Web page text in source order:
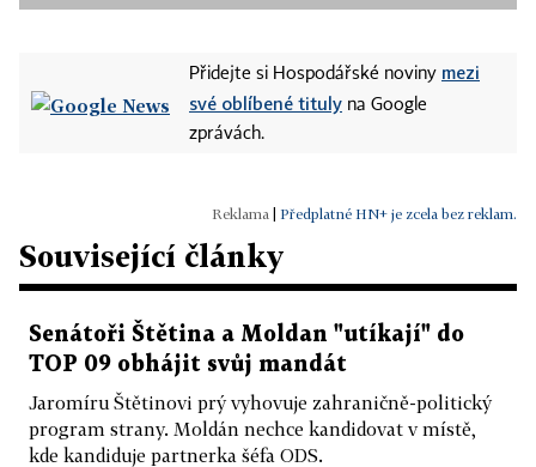
Přidejte si Hospodářské noviny mezi
své oblíbené tituly na Google
zprávách.
Předplatné HN+ je zcela bez reklam.
Související články
Senátoři Štětina a Moldan "utíkají" do
TOP 09 obhájit svůj mandát
Jaromíru Štětinovi prý vyhovuje zahraničně-politický
program strany. Moldán nechce kandidovat v místě,
kde kandiduje partnerka šéfa ODS.